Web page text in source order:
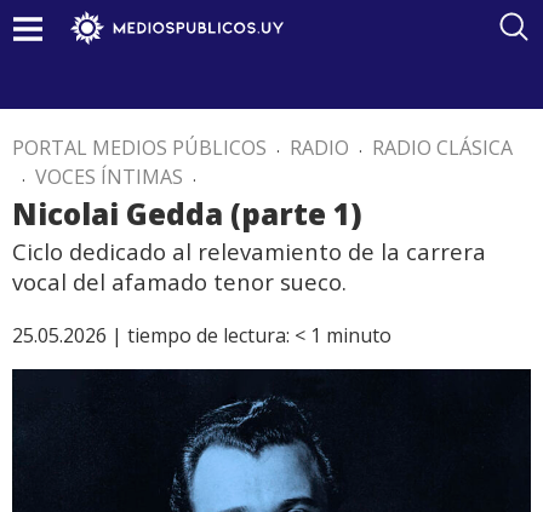
PORTAL MEDIOS PÚBLICOS . RADIO . RADIO CLÁSICA
. VOCES ÍNTIMAS .
Nicolai Gedda (parte 1)
Ciclo dedicado al relevamiento de la carrera
vocal del afamado tenor sueco.
25.05.2026 | tiempo de lectura: < 1 minuto